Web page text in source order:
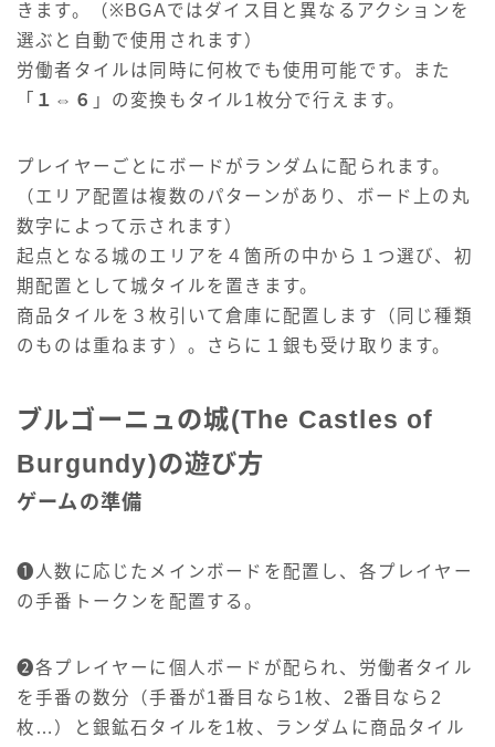
きます。（※BGAではダイス目と異なるアクションを
選ぶと自動で使用されます）
労働者タイルは同時に何枚でも使用可能です。また
「 １⇔６ 」の変換もタイル1枚分で行えます。
プレイヤーごとにボードがランダムに配られます。
（エリア配置は複数のパターンがあり、ボード上の丸
数字によって示されます）
起点となる城のエリアを４箇所の中から１つ選び、初
期配置として城タイルを置きます。
商品タイルを３枚引いて倉庫に配置します（同じ種類
のものは重ねます）。さらに１銀も受け取ります。
ブルゴーニュの城(The Castles of
Burgundy)の遊び方
ゲームの準備
❶人数に応じたメインボードを配置し、各プレイヤー
の手番トークンを配置する。
❷各プレイヤーに個人ボードが配られ、労働者タイル
を手番の数分（手番が1番目なら1枚、2番目なら2
枚…）と銀鉱石タイルを1枚、ランダムに商品タイル